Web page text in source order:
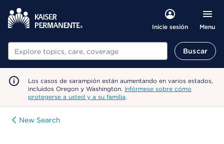
Inicie sesión Menu
Buscar Buscar
Los casos de sarampión están aumentando en varios estados,
incluidos Oregon y Washington. Infórmese sobre cómo
protegerse a usted y a su familia.
New Search